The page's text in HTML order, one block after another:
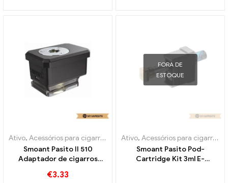
Ativo, Acessórios para cigarros eletrônicos ,Evaporador
Smoant Pasito II 510
Adaptador de cigarros
Personalizado
€3.33
FORA DE
ESTOQUE
Ativo, Acessórios para cigarros eletrônicos
Smoant Pasito Pod-
Cartridge Kit 3ml E-